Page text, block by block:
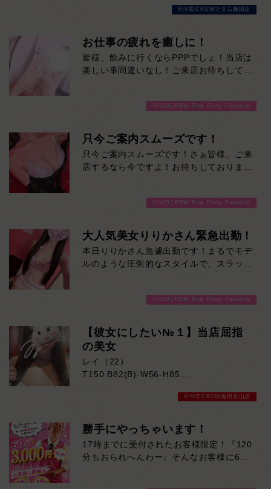
スッとした鼻筋に、シャープな輪郭で
瑞々しく潤った唇、
上品な顔立ちもさる事ながら、
綺麗な膨らみが印象的なバスト！
視線を落とせば、細く、しなやかに
伸びる脚線美、まさに芸術品！！
なること間違いないでしょう！本日の出
VIVIDCREWマダム梅田店
お仕事の疲れを癒しに！
皆様、飲みに行くならPPPでしょ！当店は
楽しい事間違いなし！ご来店お待ちしてお
VIVIDCREW Pink Party Paradise
只今ご案内スムーズです！
只今ご案内スムーズです！さぁ皆様、ご来
店するなら今ですよ！お待ちしておりま
VIVIDCREW Pink Party Paradise
大人気美女りりかさん緊急出勤！
本日りりかさん急遽出勤です！まるでモデ
ルのような圧倒的なスタイルで、スラッと
見た目の美しさはもちろん、親しみやすい
も自然と会話が弾み、心地よい時間を過ご
していただけます。気になる方はご来店お
待ちしております！
VIVIDCREW Pink Party Paradise
【彼女にしたい№１】当店屈指
の美女
レイ（22）
T150 B82(B)-W56-H85
明るい笑顔と人懐っこい性格が魅力のレイ
親しみやすい雰囲気で、初対面でも自然と
会話が弾みます。
持ち前の愛嬌とフレッシュな魅力に、思わ
ず癒やされる方も多いはず。
VIVIDCREW梅田堂山店
勝手にやっちゃいます！
17時までに受付されたお客様限定！『120
分もおられへんわー』そんなお客様に60